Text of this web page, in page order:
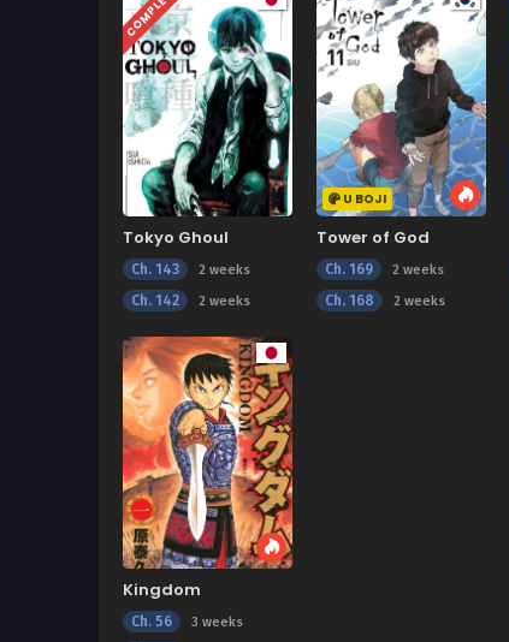
Tokyo Ghoul
Ch. 143 2 weeks
Ch. 142 2 weeks
U BOJI
Tower of God
Ch. 169 2 weeks
Ch. 168 2 weeks
Kingdom
Ch. 56 3 weeks